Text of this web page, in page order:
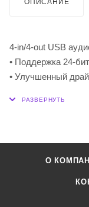
ОПИСАНИЕ
4-in/4-out USB
• Поддержка 24-
• Улучшенный
питанием +48 В
• 4 линейных TRS
О